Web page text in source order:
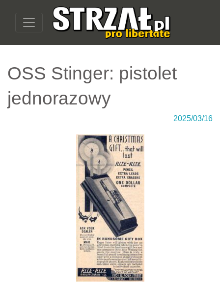
OSS Stinger: pistolet
jednorazowy
2025/03/16